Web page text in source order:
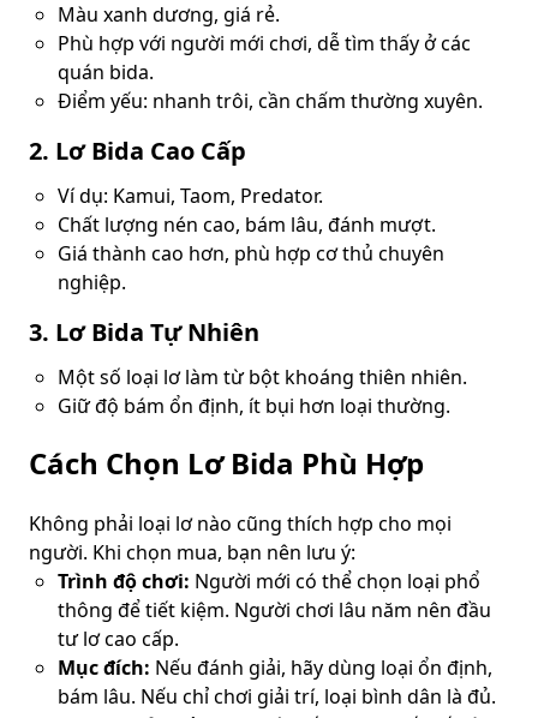
Màu xanh dương, giá rẻ.
Phù hợp với người mới chơi, dễ tìm thấy ở các
quán bida.
Điểm yếu: nhanh trôi, cần chấm thường xuyên.
2. Lơ Bida Cao Cấp
Ví dụ: Kamui, Taom, Predator.
Chất lượng nén cao, bám lâu, đánh mượt.
Giá thành cao hơn, phù hợp cơ thủ chuyên
nghiệp.
3. Lơ Bida Tự Nhiên
Một số loại lơ làm từ bột khoáng thiên nhiên.
Giữ độ bám ổn định, ít bụi hơn loại thường.
Cách Chọn Lơ Bida Phù Hợp
Không phải loại lơ nào cũng thích hợp cho mọi
người. Khi chọn mua, bạn nên lưu ý:
Trình độ chơi: Người mới có thể chọn loại phổ
thông để tiết kiệm. Người chơi lâu năm nên đầu
tư lơ cao cấp.
Mục đích: Nếu đánh giải, hãy dùng loại ổn định,
bám lâu. Nếu chỉ chơi giải trí, loại bình dân là đủ.